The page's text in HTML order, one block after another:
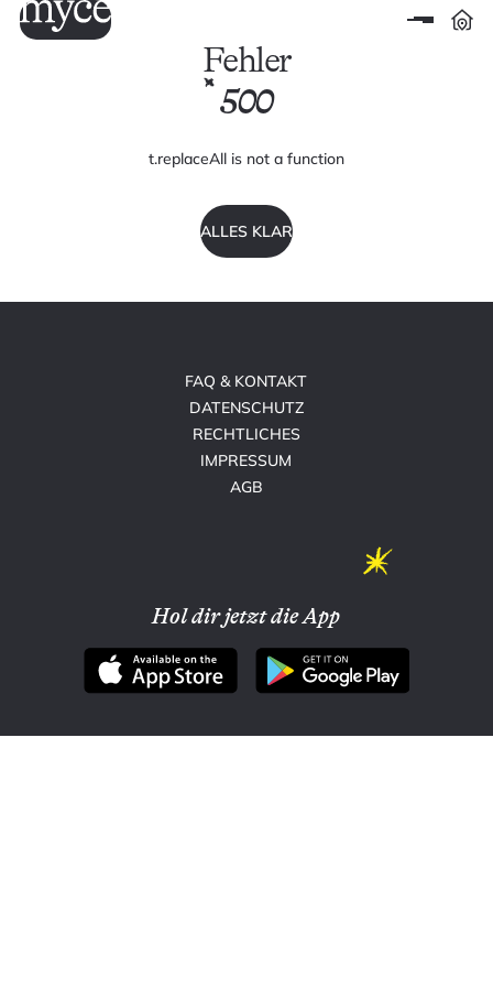
Fehler
500
t.replaceAll is not a function
ALLES KLAR
FAQ & KONTAKT
DATENSCHUTZ
RECHTLICHES
IMPRESSUM
AGB
Hol dir jetzt die App